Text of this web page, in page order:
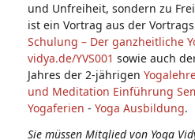
und Unfreiheit, sondern zu
ist ein Vortrag aus der
Schulung – Der ganzheitliche
vidya.de/YVS001 sowie auch
Jahres der 2-jährigen
und Meditation Einführung
Yogaferien - Yoga Ausbildung.
Sie müssen Mitglied von Yoga